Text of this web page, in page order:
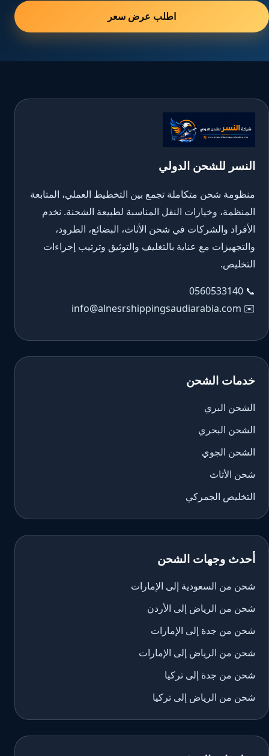
اطلب عرض سعر
النسر للشحن الدولي
منظومة شحن متكاملة تجمع بين التخطيط العملي، المتابعة
المنظمة، وخيارات النقل المناسبة لطبيعة الشحنة. نخدم
الأفراد والشركات في شحن الأثاث، البضائع، الطرود،
والتجهيزات مع عناية بالتغليف والتوثيق وترتيب إجراءات
التخليص.
📞
0560533140
✉️
info@alnesrshippingsaudiarabia.com
خدمات الشحن
الشحن البري
الشحن البحري
الشحن الجوي
شحن الأثاث
التخليص الجمركي
أحدث وجهات الشحن
شحن من السعودية إلى الإمارات
شحن من الرياض إلى الأردن
شحن من جدة إلى الإمارات
شحن من الرياض إلى الإمارات
شحن من جدة إلى تركيا
شحن من الرياض إلى تركيا